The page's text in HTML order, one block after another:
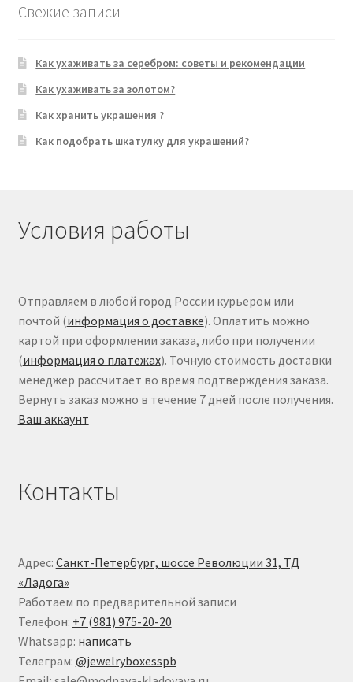
Свежие записи
Как ухаживать за серебром: советы и рекомендации
Как ухаживать за золотом?
Как хранить украшения ?
Как подобрать шкатулку для украшений?
Условия работы
Отправляем в любой город России курьером или
почтой (информация о доставке). Оплатить можно
картой при оформлении заказа, либо при получении
(информация о платежах). Точную стоимость доставки
менеджер рассчитает во время подтверждения заказа.
Вернуть заказ можно в течение 7 дней после получения.
Ваш аккаунт
Контакты
Адрес: Санкт-Петербург, шоссе Революции 31, ТД
«Ладога»
Работаем по предварительной записи
Телефон: +7 (981) 975-20-20
Whatsapp: написать
Телеграм: @jewelryboxesspb